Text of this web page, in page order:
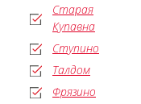
Старая
Купавна
Ступино
Талдом
Фрязино